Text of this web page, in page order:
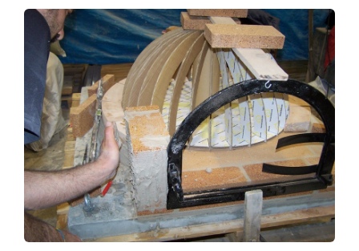
MARCAS
SERVICIOS
INSTALACIONES
CONTACTO